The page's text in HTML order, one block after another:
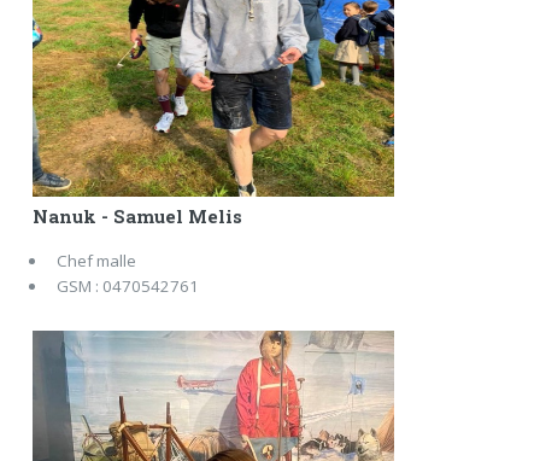
Nanuk - Samuel Melis
Chef malle
GSM : 0470542761